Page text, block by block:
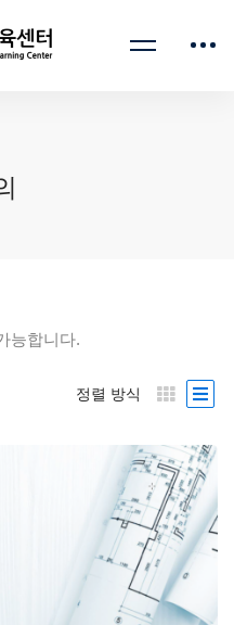
능합니다.
정렬 방식